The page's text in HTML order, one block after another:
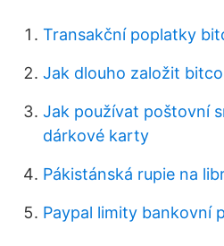
Transakční poplatky
Jak dlouho založit
Jak používat poštovní
​​dárkové karty
Pákistánská rupie na
Paypal limity bankovní